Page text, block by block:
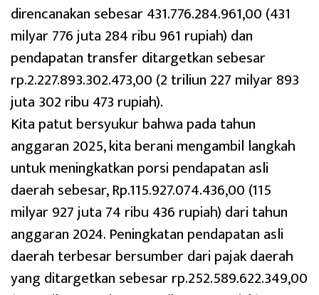
direncanakan sebesar 431.776.284.961,00 (431
milyar 776 juta 284 ribu 961 rupiah) dan
pendapatan transfer ditargetkan sebesar
rp.2.227.893.302.473,00 (2 triliun 227 milyar 893
juta 302 ribu 473 rupiah).
Kita patut bersyukur bahwa pada tahun
anggaran 2025, kita berani mengambil langkah
untuk meningkatkan porsi pendapatan asli
daerah sebesar, Rp.115.927.074.436,00 (115
milyar 927 juta 74 ribu 436 rupiah) dari tahun
anggaran 2024. Peningkatan pendapatan asli
daerah terbesar bersumber dari pajak daerah
yang ditargetkan sebesar rp.252.589.622.349,00